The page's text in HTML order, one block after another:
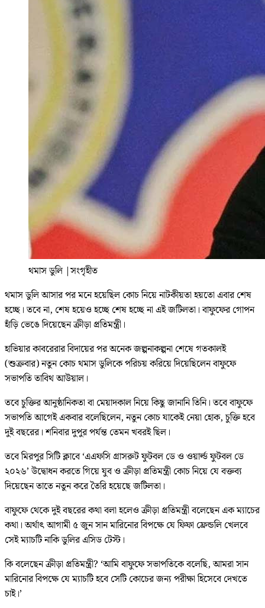
থমাস ডুলি |সংগৃহীত
থমাস ডুলি আসার পর মনে হয়েছিল কোচ নিয়ে নাটকীয়তা হয়তো এবার শেষ
হচ্ছে। তবে না, শেষ হয়েও হচ্ছে শেষ হচ্ছে না এই জটিলতা। বাফুফের গোপন
হাঁড়ি ভেঙে দিয়েছেন ক্রীড়া প্রতিমন্ত্রী।
হাভিয়ার কাবরেরার বিদায়ের পর অনেক জল্পনাকল্পনা শেষে গতকালই
(শুক্রবার) নতুন কোচ থমাস ডুলিকে পরিচয় করিয়ে দিয়েছিলেন বাফুফে
সভাপতি তাবিথ আউয়াল।
তবে চুক্তির আনুষ্ঠানিকতা বা মেয়াদকাল নিয়ে কিছু জানানি তিনি। তবে বাফুফে
সভাপতি আগেই একবার বলেছিলেন, নতুন কোচ যাকেই নেয়া হোক, চুক্তি হবে
দুই বছরের। শনিবার দুপুর পর্যন্ত তেমন খবরই ছিল।
তবে মিরপুর সিটি ক্লাবে ‘এএফসি গ্রাসরুট ফুটবল ডে ও ওয়ার্ল্ড ফুটবল ডে
২০২৬’ উদ্বোধন করতে গিয়ে যুব ও ক্রীড়া প্রতিমন্ত্রী কোচ নিয়ে যে বক্তব্য
দিয়েছেন তাতে নতুন করে তৈরি হয়েছে জটিলতা।
বাফুফে থেকে দুই বছরের কথা বলা হলেও ক্রীড়া প্রতিমন্ত্রী বলেছেন এক ম্যাচের
কথা। অর্থাৎ আগামী ৫ জুন সান মারিনোর বিপক্ষে যে ফিফা ফ্রেন্ডলি খেলবে
সেই ম্যাচটি নাকি ডুলির এসিড টেস্ট।
কি বলেছেন ক্রীড়া প্রতিমন্ত্রী? ‘আমি বাফুফে সভাপতিকে বলেছি, আমরা সান
মারিনোর বিপক্ষে যে ম্যাচটি হবে সেটি কোচের জন্য পরীক্ষা হিসেবে দেখতে
চাই।’